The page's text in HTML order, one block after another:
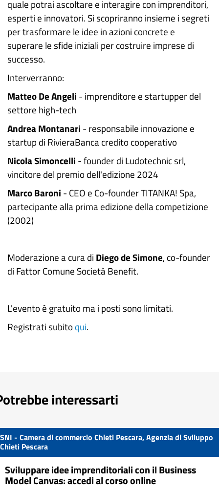
quale potrai ascoltare e interagire con imprenditori,
esperti e innovatori. Si scopriranno insieme i segreti
per trasformare le idee in azioni concrete e
superare le sfide iniziali per costruire imprese di
successo.
Interverranno:
Matteo De Angeli - imprenditore e startupper del
settore high-tech
Andrea Montanari - responsabile innovazione e
startup di RivieraBanca credito cooperativo
Nicola Simoncelli - founder di Ludotechnic srl,
vincitore del premio dell'edizione 2024
Marco Baroni - CEO e Co-founder TITANKA! Spa,
partecipante alla prima edizione della competizione
(2002)
Moderazione a cura di Diego de Simone, co-founder
di Fattor Comune Società Benefit.
L'evento è gratuito ma i posti sono limitati.
Registrati subito qui.
interessarti
SNI - Camera di commercio Chieti Pescara, Agenzia di Sviluppo
Chieti Pescara
Sviluppare idee imprenditoriali con il Business
Model Canvas: accedi al corso online